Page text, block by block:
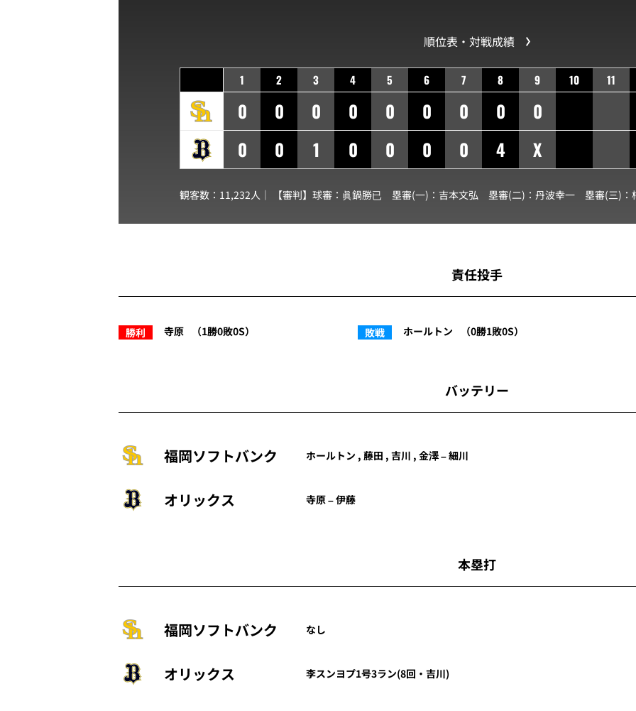
順位表・対戦成績
1 2 3 4 5 6 7 8 9 10 11
0 0 0 0 0 0 0 0
0
0
0 1 0 0 0 0 4 X
観客数：11,232人｜ 【審判】球審： 眞鍋勝已 塁審(一)： 吉本文弘 塁審(二)： 丹波幸一 塁審(三)：
責任投手
勝利 寺原 （1勝0敗0S） 敗戦 ホールトン （0勝1敗0S）
バッテリー
福岡ソフトバンク ホールトン , 藤田 , 吉川 , 金澤 – 細川
オリックス 寺原 – 伊藤
本塁打
福岡ソフトバンク なし
オリックス 李スンヨプ1号3ラン(8回・ 吉川)